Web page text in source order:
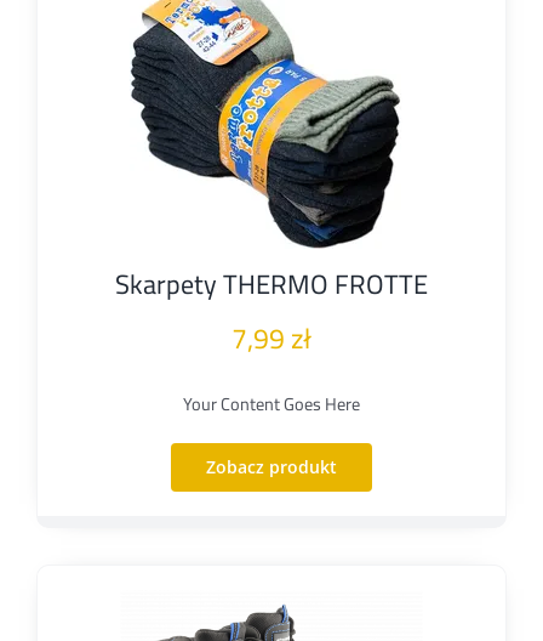
Skarpety THERMO FROTTE
7,99zł
Your Content Goes Here
Zobacz produkt